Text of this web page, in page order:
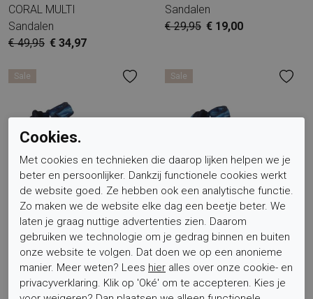
CORAL MULTI
Sandalen
€ 49,95 € 34,97
Sandalen
€ 29,95 € 19,00
Sale
Teva
T HURRICANE XLT 2 WAVES
MOOD INDIGO
Sandalen
€ 49,95 € 34,97
Sale
Teva
C-Y HURRICANE XLT 2
WAVES MOOD INDIGO
Sandalen
€ 54,95 € 38,47
Cookies.
Met cookies en technieken die daarop lijken helpen we je
beter en persoonlijker. Dankzij functionele cookies werkt
de website goed. Ze hebben ook een analytische functie.
Zo maken we de website elke dag een beetje beter. We
laten je graag nuttige advertenties zien. Daarom
gebruiken we technologie om je gedrag binnen en buiten
onze website te volgen. Dat doen we op een anonieme
manier. Meer weten? Lees hier alles over onze cookie- en
privacyverklaring. Klik op 'Oké' om te accepteren. Kies je